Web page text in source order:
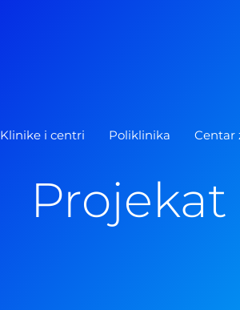
Klinike i centri Poliklinika Centar
Projekat